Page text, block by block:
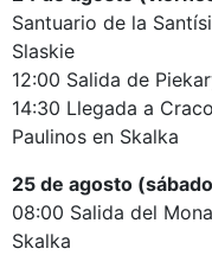
Santuario de la
Slaskie
12:00 Salida de
14:30 Llegada a
Paulinos en Skalka
25 de agosto
08:00 Salida del
Skalka